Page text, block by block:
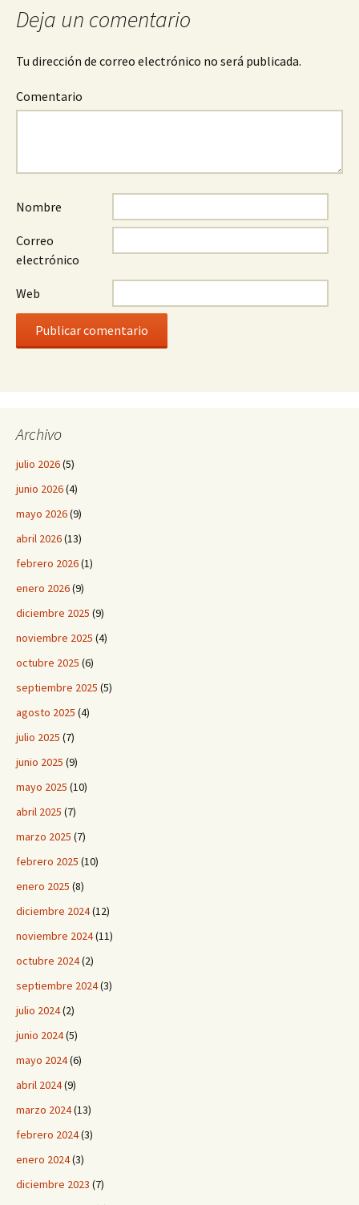
entradas
Deja un comentario
Tu dirección de correo electrónico no será publicada.
Comentario
Nombre
Correo
electrónico
Web
Archivo
julio 2026(5)
junio 2026(4)
mayo 2026(9)
abril 2026(13)
febrero 2026(1)
enero 2026(9)
diciembre 2025 (9)
noviembre 2025 (4)
octubre 2025 (6)
septiembre 2025 (5)
agosto 2025 (4)
julio 2025 (7)
junio 2025 (9)
mayo 2025 (10)
abril 2025 (7)
marzo 2025 (7)
febrero 2025 (10)
enero 2025 (8)
diciembre 2024(12)
noviembre 2024(11)
octubre 2024(2)
septiembre 2024(3)
julio 2024(2)
junio 2024(5)
mayo 2024(6)
abril 2024(9)
marzo 2024(13)
febrero 2024(3)
enero 2024(3)
diciembre 2023 (7)